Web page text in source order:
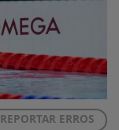
REPORTAR ERROS